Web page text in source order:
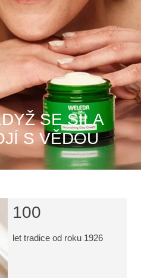
SE SÍLA
S VĚDOU
100
let tradice od roku 1926